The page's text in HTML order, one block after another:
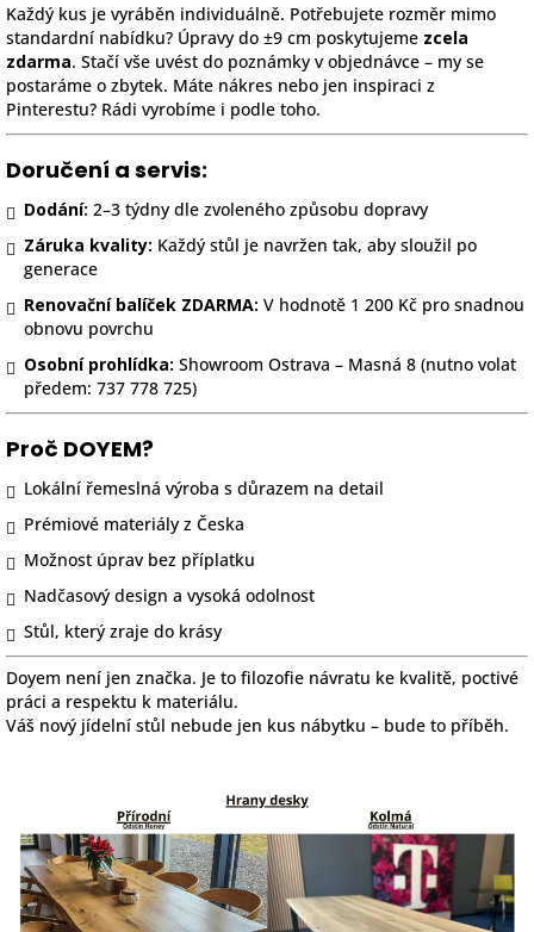
Každý kus je vyráběn individuálně. Potřebujete rozměr mimo
standardní nabídku? Úpravy do ±9 cm poskytujeme zcela
zdarma. Stačí vše uvést do poznámky v objednávce – my se
postaráme o zbytek. Máte nákres nebo jen inspiraci z
Pinterestu? Rádi vyrobíme i podle toho.
Doručení a servis:
Dodání: 2–3 týdny dle zvoleného způsobu dopravy
Záruka kvality: Každý stůl je navržen tak, aby sloužil po
generace
Renovační balíček ZDARMA: V hodnotě 1 200 Kč pro snadnou
obnovu povrchu
Osobní prohlídka: Showroom Ostrava – Masná 8 (nutno volat
předem: 737 778 725)
Proč DOYEM?
Lokální řemeslná výroba s důrazem na detail
Prémiové materiály z Česka
Možnost úprav bez příplatku
Nadčasový design a vysoká odolnost
Stůl, který zraje do krásy
Doyem není jen značka. Je to filozofie návratu ke kvalitě, poctivé
práci a respektu k materiálu.
Váš nový jídelní stůl nebude jen kus nábytku – bude to příběh.